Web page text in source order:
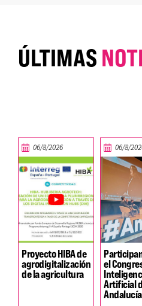
ÚLTIMAS
06/8/2026
Proyecto HIBA de
agrodigitalización
de la agricultura
06/8/
el
Artificial
Andalucía